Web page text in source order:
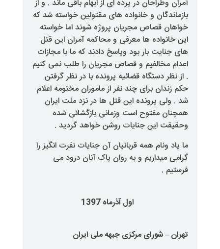
ایاز ابهامباقی ماند.واز
هایمقتولینخواستهشدکه
مجریانپروژه شونداما خواسته
ومحاکمهآمران اینقتل
وپاسخدادندکه ما بامجازات
قصاصمجریانراطلب نمیکنیم
پرونده بادرنظرگرفتن
نفرازماموران مختومه اعلام
قتلها درنزدملت ایران
وزمانیبازگشائی شده
روشنخواهدگردید.
قربانیانآن جنایاتنفرتانگیز را
روانپاک آناندرود می
جبههملی ایران